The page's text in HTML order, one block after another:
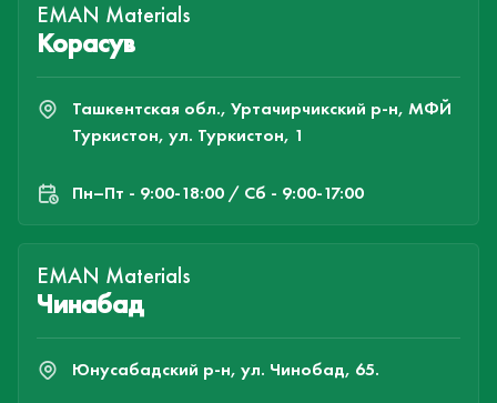
EMAN Materials
Корасув
Ташкентская обл., Уртачирчикский р-н, МФЙ
Туркистон, ул. Туркистон, 1
Пн–Пт - 9:00-18:00 / Сб - 9:00-17:00
EMAN Materials
Чинабад
Юнусабадский р-н, ул. Чинобад, 65.